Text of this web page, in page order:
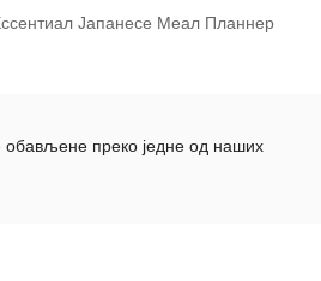
Јапанесе Меал Планнер
обављене преко једне од наших